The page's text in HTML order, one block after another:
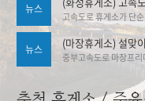
뉴스
뉴스 (마장휴게소) 설맞